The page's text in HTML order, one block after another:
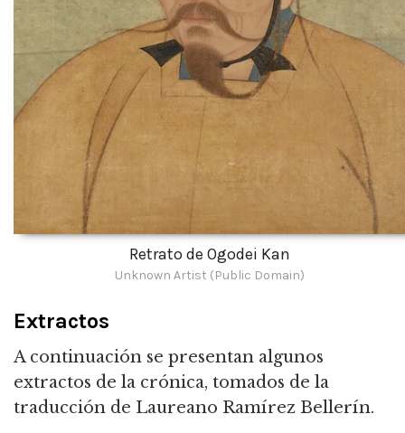
Retrato de Ogodei Kan
Unknown Artist (Public Domain)
Extractos
A continuación se presentan algunos
extractos de la crónica, tomados de la
traducción de Laureano Ramírez Bellerín.